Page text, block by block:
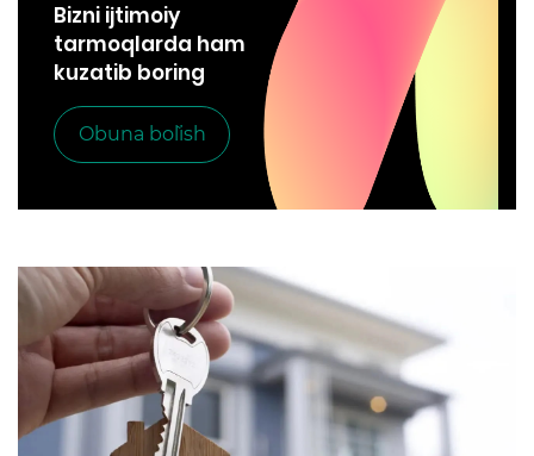
Bizni ijtimoiy
tarmoqlarda ham
kuzatib boring
Obuna bo`lish